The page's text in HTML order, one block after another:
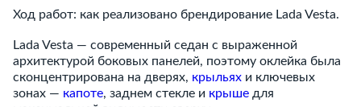
Ход работ: как реализовано брендирование Lada Vesta.
Lada Vesta — современный седан с выраженной
архитектурой боковых панелей, поэтому оклейка была
сконцентрирована на дверях, крыльях и ключевых
зонах — капоте, заднем стекле и крыше для